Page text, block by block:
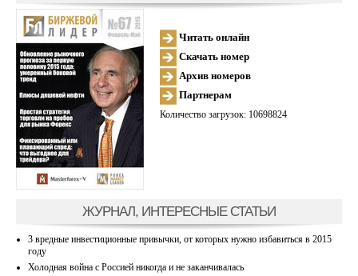
Читать онлайн
Скачать номер
Архив номеров
Партнерам
Количество загрузок: 10698824
ЖУРНАЛ, ИНТЕРЕСНЫЕ СТАТЬИ
3 вредные инвестиционные привычки, от которых нужно избавиться в 2015
году
Холодная война с Россией никогда и не заканчивалась